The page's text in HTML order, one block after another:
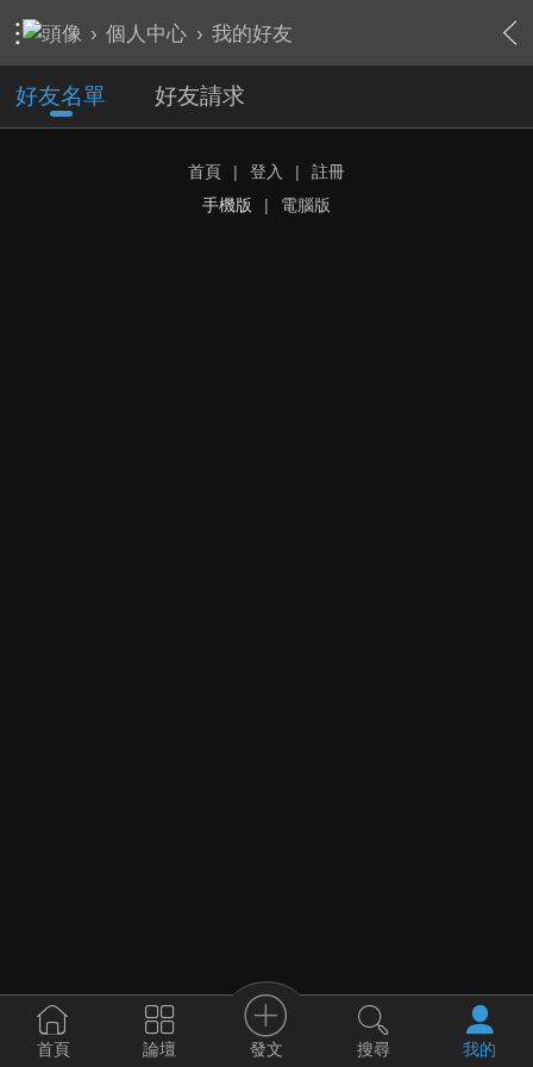
› 個人中心 › 我的好友
好友名單 好友請求
首頁 | 登入 |
註冊
手機版
| 電腦版
首頁 論壇 發文 搜尋 我的